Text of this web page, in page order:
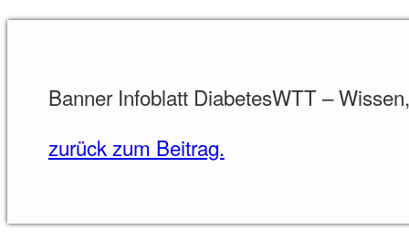
Banner Infoblatt DiabetesWTT –
zurück zum Beitrag.